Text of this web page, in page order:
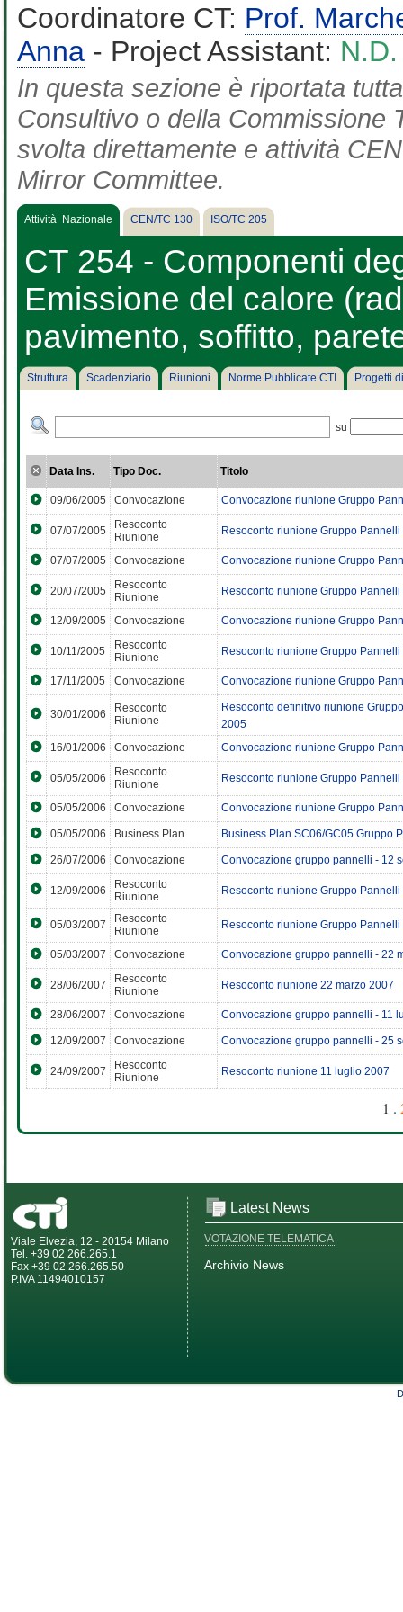
Coordinatore CT: Prof.
Anna - Project Assistant: N.D.
In questa sezione è riportata
Consultivo o della Commissione
svolta direttamente e attività
Mirror Committee.
Attività Nazionale CEN/TC 130 ISO/TC 205
CT 254 - Componenti
Emissione del calore
pavimento, soffitto,
Struttura Scadenziario Riunioni Norme Pubblicate CTI Progetti
su
Data Ins. Tipo Doc. Titolo
09/06/2005 Convocazione Convocazione riunione Gruppo
07/07/2005
Resoconto
Riunione
Resoconto riunione Gruppo
07/07/2005 Convocazione Convocazione riunione Gruppo
20/07/2005
Resoconto
Riunione
Resoconto riunione Gruppo
12/09/2005 Convocazione Convocazione riunione Gruppo
10/11/2005
Resoconto
Riunione
Resoconto riunione Gruppo
17/11/2005 Convocazione Convocazione riunione Gruppo
30/01/2006
Resoconto
Riunione
Resoconto definitivo riunione
2005
16/01/2006
Convocazione Convocazione riunione Gruppo
05/05/2006
Resoconto
Riunione
Resoconto riunione Gruppo
05/05/2006 Convocazione Convocazione riunione Gruppo
05/05/2006 Business Plan Business Plan SC06/GC05 Gruppo
26/07/2006 Convocazione Convocazione gruppo pannelli - 12
12/09/2006
Resoconto
Riunione
Resoconto riunione Gruppo
05/03/2007
Resoconto
Riunione
Resoconto riunione Gruppo
05/03/2007 Convocazione Convocazione gruppo pannelli - 22
28/06/2007
Resoconto
Riunione
Resoconto riunione 22 marzo 2007
28/06/2007 Convocazione Convocazione gruppo pannelli - 11
12/09/2007 Convocazione Convocazione gruppo pannelli - 25
24/09/2007
Resoconto
Riunione
Resoconto riunione 11 luglio 2007
1 .
Viale Elvezia, 12 - 20154 Milano
Tel. +39 02 266.265.1
Fax +39 02 266.265.50
P.IVA 11494010157
Latest News
VOTAZIONE TELEMATICA
Archivio News